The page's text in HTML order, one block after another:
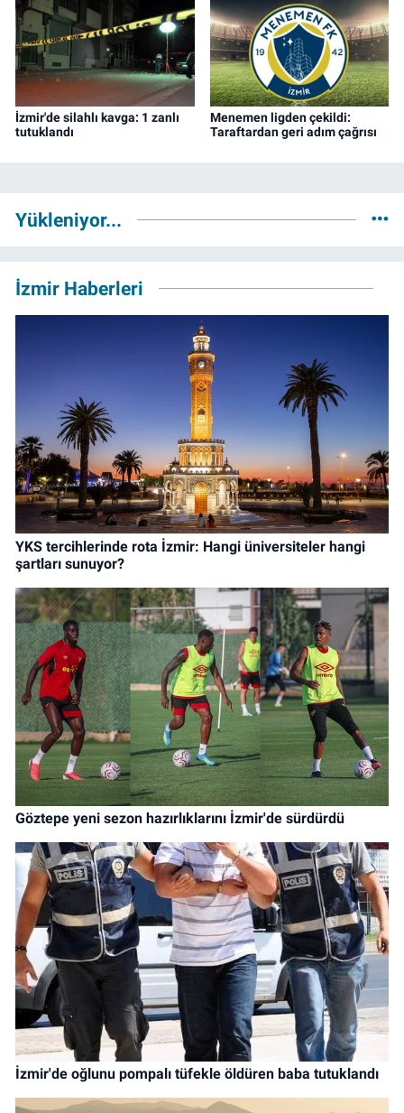
İzmir'de silahlı kavga: 1 zanlı
tutuklandı
Menemen ligden çekildi:
Taraftardan geri adım çağrısı
Yükleniyor...
İzmir Haberleri
YKS tercihlerinde rota İzmir: Hangi üniversiteler hangi
şartları sunuyor?
Göztepe yeni sezon hazırlıklarını İzmir'de sürdürdü
İzmir'de oğlunu pompalı tüfekle öldüren baba tutuklandı